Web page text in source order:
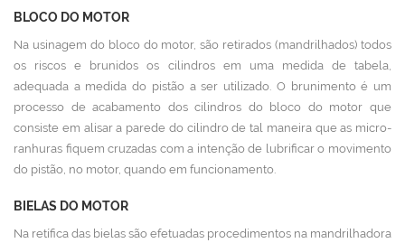
BLOCO DO MOTOR
Na usinagem do bloco do motor, são retirados (mandrilhados) todos
os riscos e brunidos os cilindros em uma medida de tabela,
adequada a medida do pistão a ser utilizado. O brunimento é um
processo de acabamento dos cilindros do bloco do motor que
consiste em alisar a parede do cilindro de tal maneira que as micro-
ranhuras fiquem cruzadas com a intenção de lubrificar o movimento
do pistão, no motor, quando em funcionamento.
BIELAS DO MOTOR
Na retífica das bielas são efetuadas procedimentos na mandrilhadora